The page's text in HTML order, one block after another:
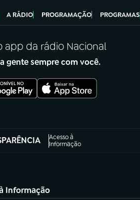
A RÁDIO PROGRAMAÇÃO PROGRAMAS
app da rádio Nacional
gente sempre com você.
Acesso à
Informação
aba)
Informação